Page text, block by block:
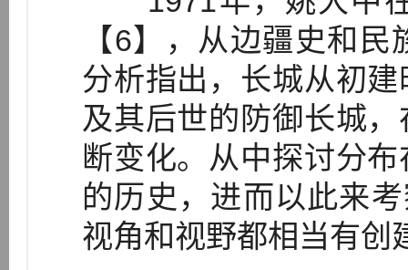
【6】，从边疆史和
分析指出，长城从初
及其后世的防御长城
断变化。从中探讨分
的历史，进而以此来
视角和视野都相当有创